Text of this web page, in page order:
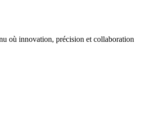
où innovation, précision et collaboration